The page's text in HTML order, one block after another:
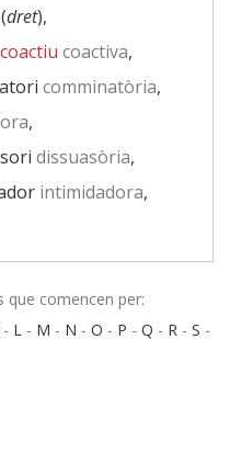
(dret),
coactiu coactiva,
comminatòria,
,
dissuasòria,
intimidadora,
que comencen per:
- L - M - N - O - P - Q - R - S -